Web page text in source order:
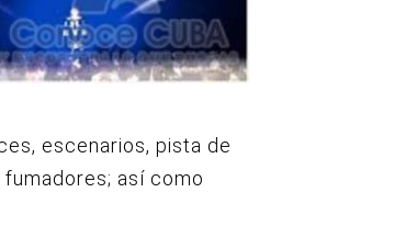
escenarios, pista de
así como